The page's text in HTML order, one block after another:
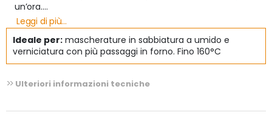
un’ora.
Questo nastro è pensato per mascherature in processi di
sabbiatura a umido e di verniciatura con più passaggi in
forno ad alte temperature.
Leggi di più...
Ideale per: mascherature in sabbiatura a umido e
verniciatura con più passaggi in forno. Fino 160°C
Ulteriori informazioni tecniche